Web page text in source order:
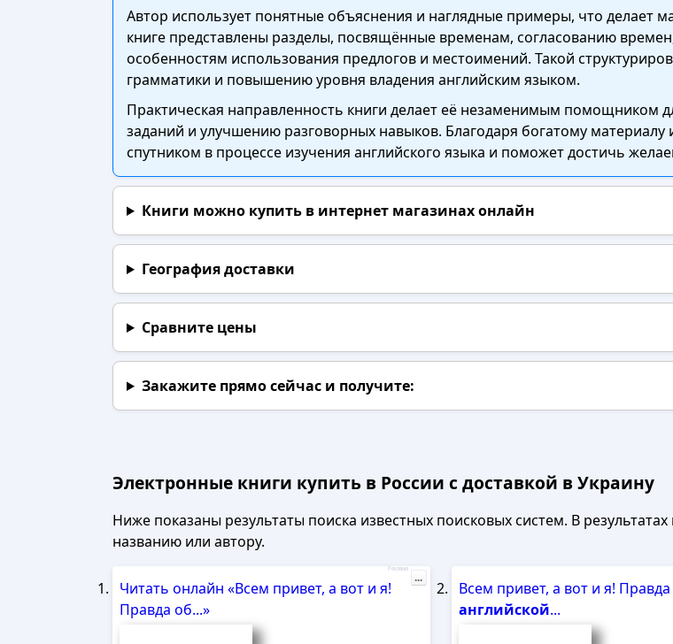
Автор использует понятные объяснения и наглядные примеры, что делает
книге представлены разделы, посвящённые временам, согласованию
особенностям использования предлогов и местоимений. Такой
грамматики и повышению уровня владения английским языком.
Практическая направленность книги делает её незаменимым помощником
заданий и улучшению разговорных навыков. Благодаря богатому
спутником в процессе изучения английского языка и поможет достичь
Книги можно купить в интернет магазинах онлайн
География доставки
Сравните цены
Закажите прямо сейчаси получите:
Электронные книги купить в России с доставкой в Украину
Ниже показаны результаты поиска известных поисковых систем. В
названию или автору.
Читать онлайн «Всем привет, а вот и я!
Правда об...»
Реклама
...
Всем привет, а вот и я!
английской...